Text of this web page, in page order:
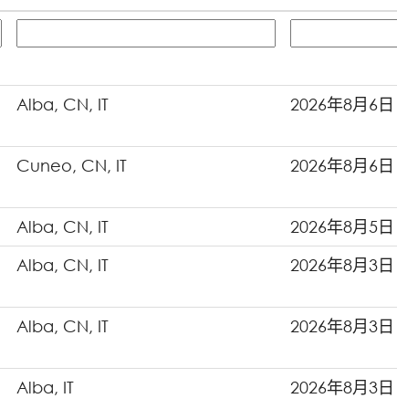
Alba, CN, IT 2026年8月6日
Cuneo, CN, IT 2026年8月6日
Alba, CN, IT
2026年8月5日
Alba, CN, IT 2026年8月3日
Alba, CN, IT 2026年8月3日
Alba, IT 2026年8月3日